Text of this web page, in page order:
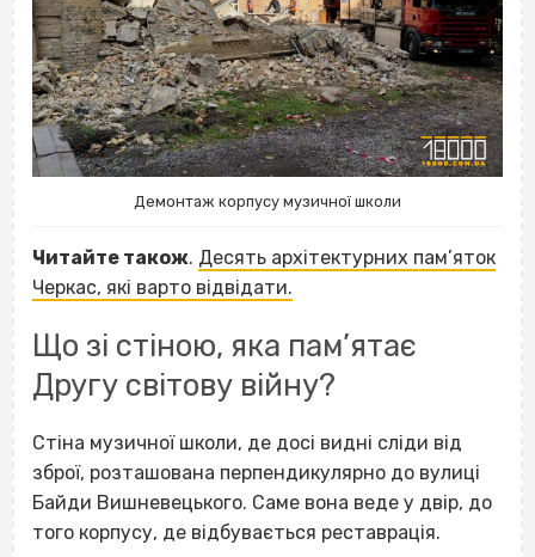
Демонтаж корпусу музичної школи
Читайте також. Десять архітектурних пам’яток
Черкас, які варто відвідати.
Що зі стіною, яка пам’ятає
Другу світову війну?
Стіна музичної школи, де досі видні сліди від
зброї, розташована перпендикулярно до вулиці
Байди Вишневецького. Саме вона веде у двір, до
того корпусу, де відбувається реставрація.